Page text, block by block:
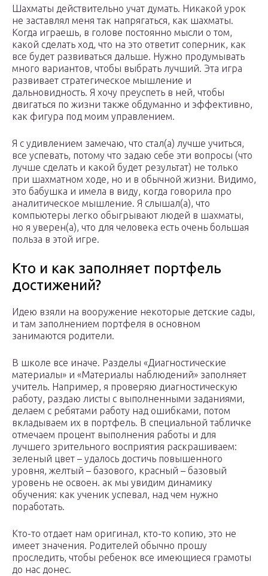
Шахматы действительно учат думать. Никакой урок
не заставлял меня так напрягаться, как шахматы.
Когда играешь, в голове постоянно мысли о том,
какой сделать ход, что на это ответит соперник, как
все будет развиваться дальше. Нужно продумывать
много вариантов, чтобы выбрать лучший. Эта игра
развивает стратегическое мышление и
дальновидность. Я хочу преуспеть в ней, чтобы
двигаться по жизни также обдуманно и эффективно,
как фигура под моим управлением.
Я с удивлением замечаю, что стал(а) лучше учиться,
все успевать, потому что задаю себе эти вопросы (что
лучше сделать и какой будет результат) не только
при шахматном ходе, но и в обычной жизни. Видимо,
это бабушка и имела в виду, когда говорила про
аналитическое мышление. Я слышал(а), что
компьютеры легко обыгрывают людей в шахматы,
но я уверен(а), что для человека есть очень большая
польза в этой игре.
Кто и как заполняет портфель
достижений?
Идею взяли на вооружение некоторые детские сады,
и там заполнением портфеля в основном
занимаются родители.
В школе все иначе. Разделы «Диагностические
материалы» и «Материалы наблюдений» заполняет
учитель. Например, я проверяю диагностическую
работу, раздаю листы с выполненными заданиями,
делаем с ребятами работу над ошибками, потом
вкладываем их в портфель. В специальной табличке
отмечаем процент выполнения работы и для
лучшего зрительного восприятия раскрашиваем:
зеленый цвет – удалось достичь повышенного
уровня, желтый – базового, красный – базовый
уровень не освоен. ак мы увидим динамику
обучения: как ученик успевал, над чем нужно
поработать.
Кто-то отдает нам оригинал, кто-то копию, это не
имеет значения. Родителей обычно прошу
проследить, чтобы ребенок все имеющиеся грамоты
до нас донес.